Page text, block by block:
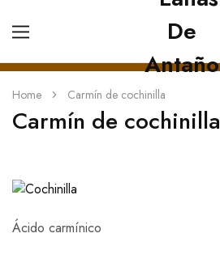
Home Carmín de cochinilla
Carmín de cochinilla
Ácido carmínico